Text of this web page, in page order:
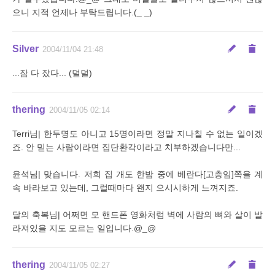
으니 지적 언제나 부탁드립니다.(_ _)
Silver 2004/11/04 21:48
...잠 다 잤다... (덜덜)
thering 2004/11/05 02:14
Terri님| 한두명도 아니고 15명이라면 정말 지나칠 수 없는 일이겠
죠. 안 믿는 사람이라면 집단환각이라고 치부하겠습니다만...
윤석님| 맞습니다. 저희 집 개도 한밤 중에 베란다[고층임]쪽을 계
속 바라보고 있는데, 그럴때마다 왠지 으시시하게 느껴지죠.
달의 축복님| 어쩌면 모 핸드폰 영화처럼 벽에 사람의 뼈와 살이 발
라져있을 지도 모르는 일입니다.@_@
thering 2004/11/05 02:27